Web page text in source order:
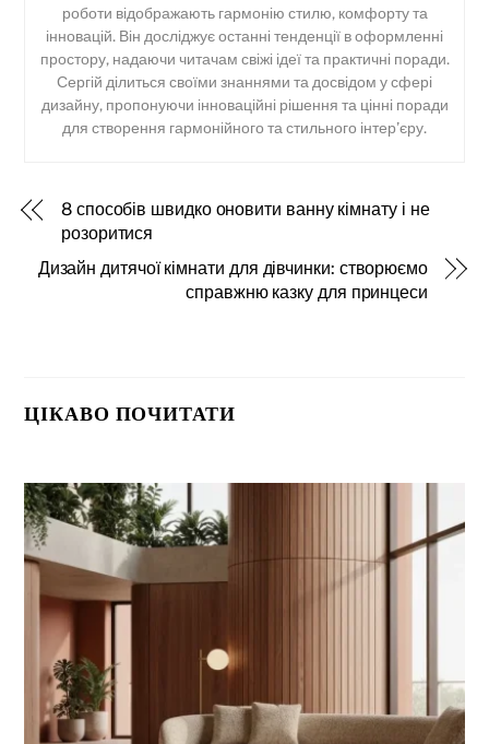
роботи відображають гармонію стилю, комфорту та
інновацій. Він досліджує останні тенденції в оформленні
простору, надаючи читачам свіжі ідеї та практичні поради.
Сергій ділиться своїми знаннями та досвідом у сфері
дизайну, пропонуючи інноваційні рішення та цінні поради
для створення гармонійного та стильного інтер’єру.
8 способів швидко оновити ванну кімнату і не
розоритися
Дизайн дитячої кімнати для дівчинки: створюємо
справжню казку для принцеси
ЦІКАВО ПОЧИТАТИ